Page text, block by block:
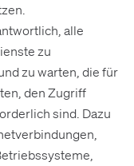
alle
zu
zu warten, die für
den Zugriff
sind. Dazu